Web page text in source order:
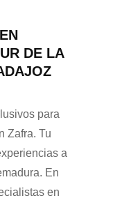
DE LA
para
Zafra. Tu
a
En
en